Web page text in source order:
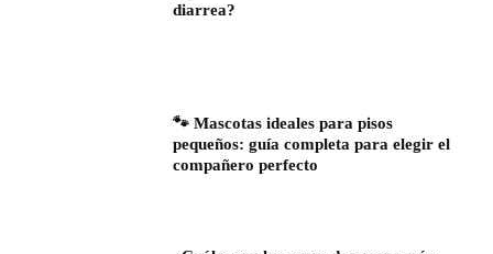
diarrea?
🐾 Mascotas ideales para pisos
pequeños: guía completa para elegir el
compañero perfecto